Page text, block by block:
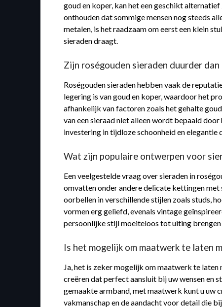
goud en koper, kan het een geschikt
onthouden dat sommige mensen nog steeds
metalen, is het raadzaam om eerst een klein
sieraden draagt.
Zijn roségouden sieraden duurder
Roségouden sieraden hebben vaak de
legering is van goud en koper, waardoor het
afhankelijk van factoren zoals het gehalte
van een sieraad niet alleen wordt bepaald
investering in tijdloze schoonheid en elegantie
Wat zijn populaire ontwerpen voor
Een veelgestelde vraag over sieraden in
omvatten onder andere delicate kettingen
oorbellen in verschillende stijlen zoals studs,
vormen erg geliefd, evenals vintage
persoonlijke stijl moeiteloos tot uiting brengen
Is het mogelijk om maatwerk te laten
Ja, het is zeker mogelijk om maatwerk te
creëren dat perfect aansluit bij uw wensen en
gemaakte armband, met maatwerk kunt u uw
vakmanschap en de aandacht voor detail die